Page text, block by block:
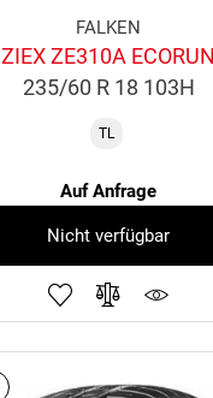
FALKEN
ZIEX ZE310A ECORUN
235/60 R 18 103H
TL
Auf Anfrage
Nicht verfügbar